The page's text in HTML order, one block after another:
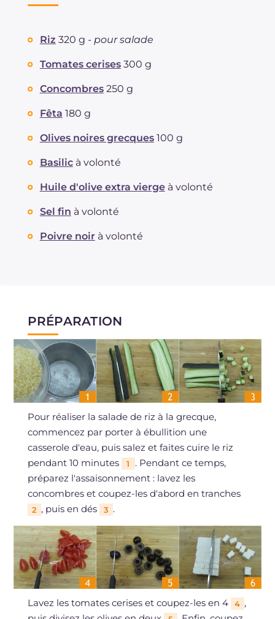
Riz 320 g - pour salade
Tomates cerises 300 g
Concombres 250 g
Fêta 180 g
Olives noires grecques 100 g
Basilic à volonté
Huile d'olive extra vierge à volonté
Sel fin à volonté
Poivre noir à volonté
PRÉPARATION
Pour réaliser la salade de riz à la grecque,
commencez par porter à ébullition une
casserole d'eau, puis salez et faites cuire le riz
pendant 10 minutes
1
. Pendant ce temps,
préparez l'assaisonnement : lavez les
concombres et coupez-les d'abord en tranches
2 , puis en dés 3 .
Lavez les tomates cerises et coupez-les en 4 4 ,